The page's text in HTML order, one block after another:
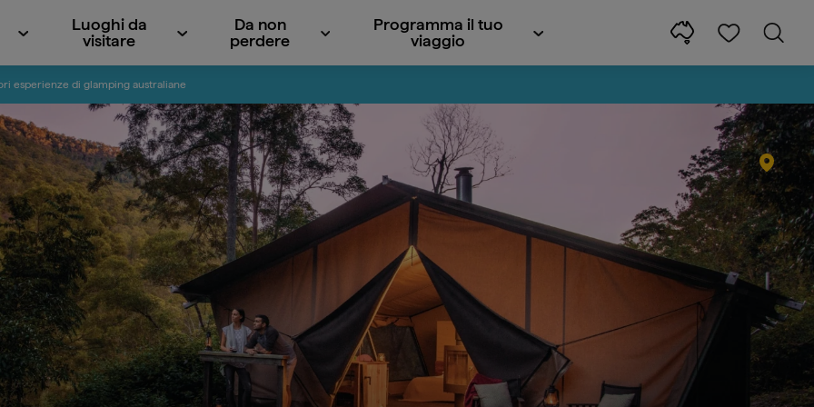
Luoghi da
visitare
Da non
perdere
Programma il tuo
viaggio
esperienze di glamping australiane